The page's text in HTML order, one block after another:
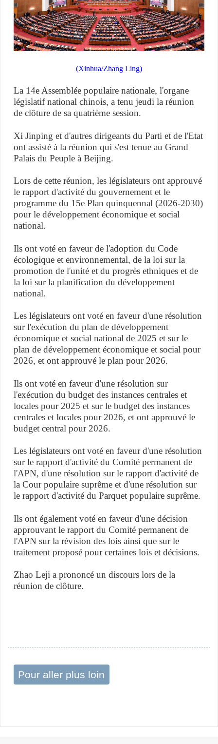
(Xinhua/Zhang Ling)
La 14e Assemblée populaire nationale, l'organe
législatif national chinois, a tenu jeudi la réunion
de clôture de sa quatrième session.
Xi Jinping et d'autres dirigeants du Parti et de l'Etat
ont assisté à la réunion qui s'est tenue au Grand
Palais du Peuple à Beijing.
Lors de cette réunion, les législateurs ont approuvé
le rapport d'activité du gouvernement et le
programme du 15e Plan quinquennal (2026-2030)
pour le développement économique et social
national.
Ils ont voté en faveur de l'adoption du Code
écologique et environnemental, de la loi sur la
promotion de l'unité et du progrès ethniques et de
la loi sur la planification du développement
national.
Les législateurs ont voté en faveur d'une résolution
sur l'exécution du plan de développement
économique et social national de 2025 et sur le
plan de développement économique et social pour
2026, et ont approuvé le plan pour 2026.
Ils ont voté en faveur d'une résolution sur
l'exécution du budget des instances centrales et
locales pour 2025 et sur le budget des instances
centrales et locales pour 2026, et ont approuvé le
budget central pour 2026.
Les législateurs ont voté en faveur d'une résolution
sur le rapport d'activité du Comité permanent de
l'APN, d'une résolution sur le rapport d'activité de
la Cour populaire suprême et d'une résolution sur
le rapport d'activité du Parquet populaire suprême.
Ils ont également voté en faveur d'une décision
approuvant le rapport du Comité permanent de
l'APN sur la révision des lois ainsi que sur le
traitement proposé pour certaines lois et décisions.
Zhao Leji a prononcé un discours lors de la
réunion de clôture.
Pour aller plus loin